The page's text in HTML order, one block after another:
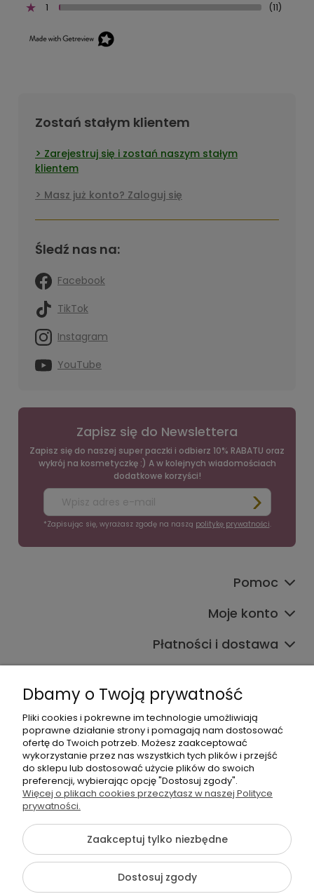
1 (11)
Zostań stałym klientem
Zarejestruj się i zostań naszym stałym
klientem
Masz już konto? Zaloguj się
Śledź nas na:
Facebook
TikTok
Instagram
YouTube
Zapisz się do Newslettera
Zapisz się do naszej super paczki i odbierz 10% RABATU oraz
wykrój na kosmetyczkę :) A w kolejnych wiadomościach
dodatkowe korzyści!
*Zapisując się, wyrażasz zgodę na naszą politykę prywatności.
Pomoc
Moje konto
Płatności i dostawa
+48 605 141 363
{literal}
Dbamy o Twoją prywatność
Pliki cookies i pokrewne im technologie umożliwiają
poprawne działanie strony i pomagają nam dostosować
ofertę do Twoich potrzeb. Możesz zaakceptować
wykorzystanie przez nas wszystkich tych plików i przejść
do sklepu lub dostosować użycie plików do swoich
preferencji, wybierając opcję "Dostosuj zgody".
Więcej o plikach cookies przeczytasz w naszej Polityce
prywatności.
Zaakceptuj tylko niezbędne
Dostosuj zgody